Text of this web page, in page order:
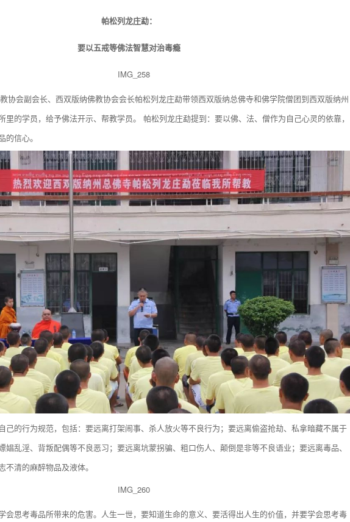
帕松列龙庄勐：
要以五戒等佛法智慧对治毒瘾
协会副会长、西双版纳佛教协会会长帕松列龙庄勐带领西双版纳总佛寺和佛学院僧团到西双版纳州
里的学员，给予佛法开示、帮教学员。 帕松列龙庄勐提到：要以佛、法、僧作为自己心灵的依靠，
信心。
己的行为规范，包括：要远离打架闹事、杀人放火等不良行为；要远离偷盗抢劫、私拿暗藏不属于
娼乱淫、背叛配偶等不良恶习；要远离坑蒙拐骗、粗口伤人、颠倒是非等不良语业；要远离毒品、
清的麻醉物品及液体。
会思考毒品所带来的危害。人生一世，要知道生命的意义、要活得出人生的价值，并要学会思考毒